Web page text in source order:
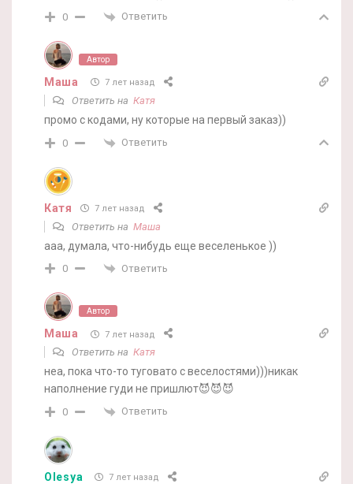
0 Ответить
Автор
Маша 7 лет назад
Ответить на Катя
промо с кодами, ну которые на первый заказ))
0 Ответить
Катя 7 лет назад
Ответить на Маша
ааа, думала, что-нибудь еще веселенькое ))
0 Ответить
Автор
Маша 7 лет назад
Ответить на Катя
неа, пока что-то туговато с веселостями)))никак
наполнение гуди не пришлют😈😈😈
0 Ответить
Olesya 7 лет назад